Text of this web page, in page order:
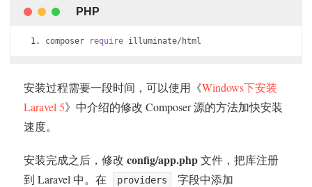
composer require illuminate/ html
安装过程需要一段时间，可以使用《Windows下安装
Laravel 5》中介绍的修改 Composer 源的方法加快安装
速度。
安装完成之后，修改 config/app.php文件，把库注册
到 Laravel 中。在
providers 字段中添加